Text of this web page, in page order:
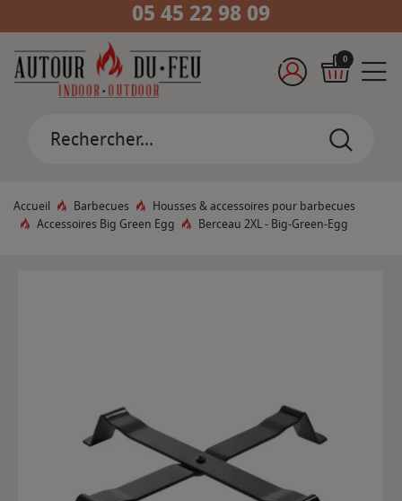
05 45 22 98 09
0
Accueil Barbecues
Housses & accessoires pour barbecues
Accessoires Big Green Egg
Berceau 2XL - Big-Green-Egg